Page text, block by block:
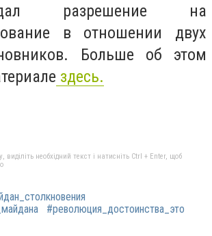
разрешение на
в отношении двух
Больше об этом
здесь.
необхідний текст і натисніть Ctrl + Enter, щоб
#революция_достоинства_это